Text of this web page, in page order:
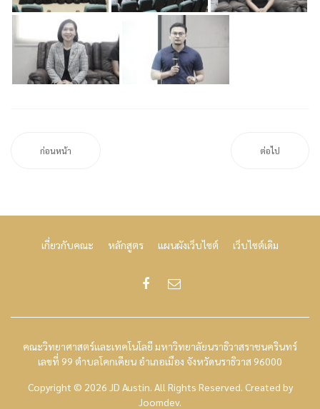
ก่อนหน้า ต่อไป
เกี่ยวกับคณะ หลักสูตร แผนผังเว็บไซต์ เว็บไซต์เดิม
คณะวิทยาศาสตร์และเทคโนโลยี มหาวิทยาลัยนราธิวาสราชนครินทร์
เลขที่ 99 ตำบลโคกเคียน อำเภอเมือง จังหวัดนราธิวาส 96000
Copyright © 2026 JD Austin. All Rights Reserved. Created by
Joomdev.